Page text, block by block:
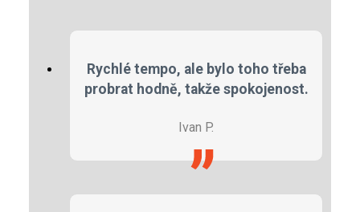
Rychlé tempo, ale bylo toho třeba
probrat hodně, takže spokojenost.
Ivan P.